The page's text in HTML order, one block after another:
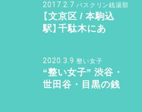
ーシュ』
2017.2.7 バスクリン銭湯部
【文京区 / 本駒込
駅】千駄木にあ
女性も行きたくな
る「ふくの湯」【バ
スクリン銭湯部】
2020.3.9 整い女子
“整い女子” 渋谷・
世田谷・目黒の銭